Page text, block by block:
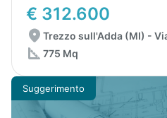
€ 312.600
Trezzo sull'Adda (MI) -
775 Mq
Suggerimento